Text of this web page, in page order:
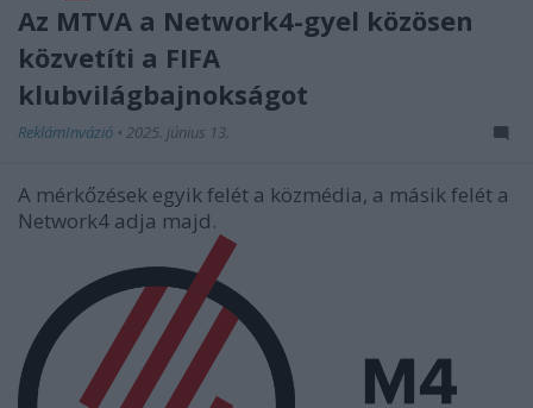
Az MTVA a Network4-gyel közösen
közvetíti a FIFA
klubvilágbajnokságot
ReklámInvázió • 2025. június 13.
A mérkőzések egyik felét a közmédia, a másik felét a
Network4 adja majd.